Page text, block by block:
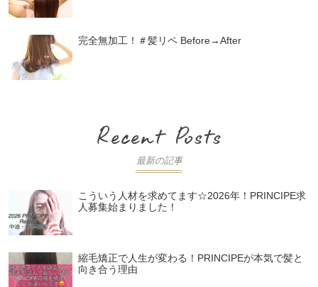
完全無加工！＃髪リペ Before→After
最新の記事
こういう人材を求めてます☆2026年！PRINCIPE求
人募集始まりました！
縮毛矯正で人生が変わる！PRINCIPEが本気で髪と
向き合う理由